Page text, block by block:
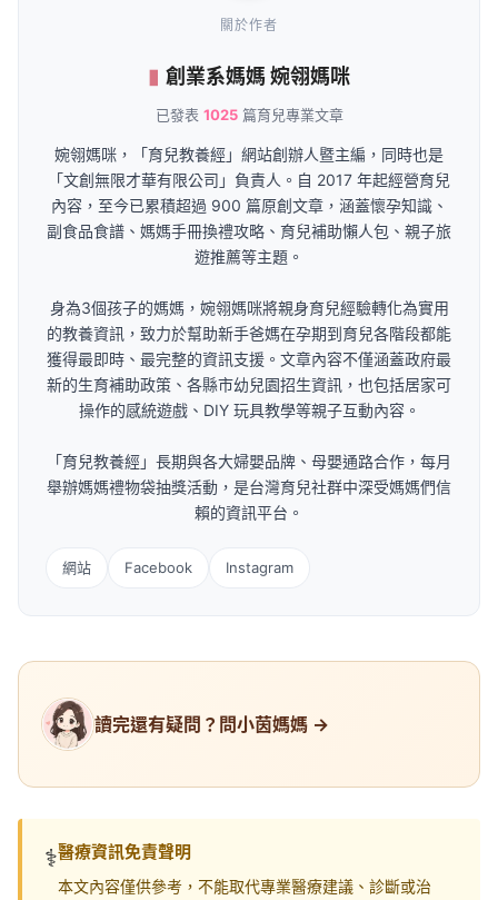
關於作者
創業系媽媽 婉翎媽咪
已發表 1025篇育兒專業文章
婉翎媽咪，「育兒教養經」網站創辦人暨主編，同時也是
「文創無限才華有限公司」負責人。自 2017 年起經營育兒
內容，至今已累積超過 900 篇原創文章，涵蓋懷孕知識、
副食品食譜、媽媽手冊換禮攻略、育兒補助懶人包、親子旅
遊推薦等主題。
身為3個孩子的媽媽，婉翎媽咪將親身育兒經驗轉化為實用
的教養資訊，致力於幫助新手爸媽在孕期到育兒各階段都能
獲得最即時、最完整的資訊支援。文章內容不僅涵蓋政府最
新的生育補助政策、各縣市幼兒園招生資訊，也包括居家可
操作的感統遊戲、DIY 玩具教學等親子互動內容。
「育兒教養經」長期與各大婦嬰品牌、母嬰通路合作，每月
舉辦媽媽禮物袋抽獎活動，是台灣育兒社群中深受媽媽們信
賴的資訊平台。
網站 Facebook Instagram
讀完還有疑問？問小茵媽媽 →
⚕️醫療資訊免責聲明
本文內容僅供參考，不能取代專業醫療建議、診斷或治